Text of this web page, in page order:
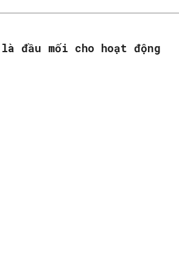
đầu mối cho hoạt động